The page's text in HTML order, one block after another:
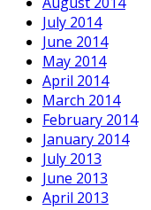
July 2014
June 2014
May 2014
April 2014
March 2014
February 2014
January 2014
July 2013
June 2013
April 2013